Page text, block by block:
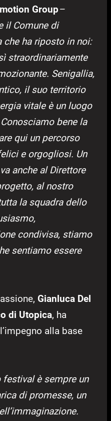
Group–
il Comune di
che ha riposto in noi:
straordinariamente
Senigallia,
il suo territorio
vitale è un luogo
bene la
qui un percorso
e orgogliosi. Un
anche al Direttore
al nostro
la squadra dello
condivisa, stiamo
sentiamo essere
Gianluca Del
di Utopica, ha
alla base
festival è sempre un
di promesse, un